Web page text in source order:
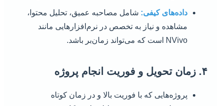
داده‌های کیفی:شامل مصاحبه عمیق، تحلیل محتوا،
مشاهده و نیاز به تخصص در نرم‌افزارهایی مانند
NVivo است که می‌تواند زمان‌بر باشد.
۴. زمان تحویل و فوریت انجام پروژه
پروژه‌هایی که با فوریت بالا و در زمان کوتاه